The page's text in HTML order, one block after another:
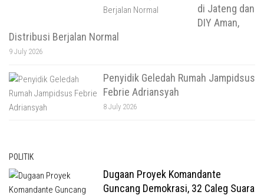
di Jateng dan
DIY Aman,
Distribusi Berjalan Normal
9 July 2026
Penyidik Geledah Rumah Jampidsus
Febrie Adriansyah
8 July 2026
POLITIK
Dugaan Proyek Komandante
Guncang Demokrasi, 32 Caleg Suara